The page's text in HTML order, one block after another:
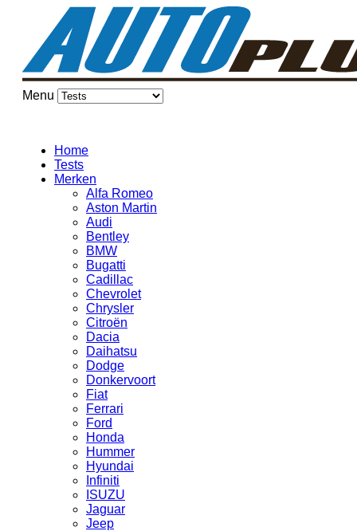
Menu
Home
Tests
Merken
Alfa Romeo
Aston Martin
Audi
Bentley
BMW
Bugatti
Cadillac
Chevrolet
Chrysler
Citroën
Dacia
Daihatsu
Dodge
Donkervoort
Fiat
Ferrari
Ford
Honda
Hummer
Hyundai
Infiniti
ISUZU
Jaguar
Jeep